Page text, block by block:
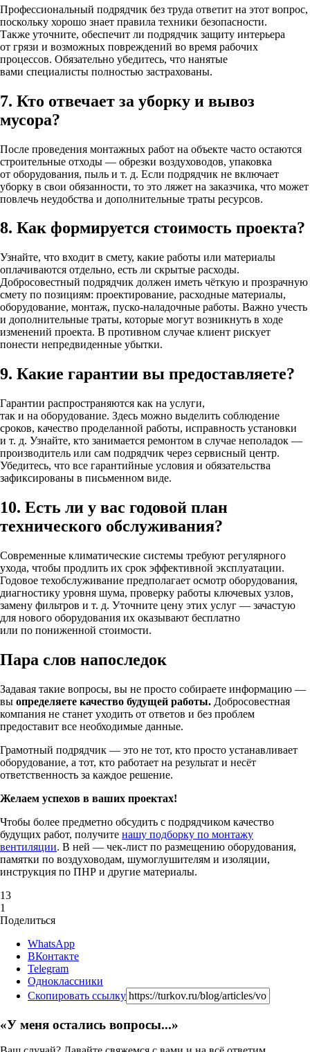
Профессиональный подрядчик без труда ответит на этот вопрос,
поскольку хорошо знает правила техники безопасности.
Также уточните, обеспечит ли подрядчик защиту интерьера
от грязи и возможных повреждений во время рабочих
процессов. Обязательно убедитесь, что нанятые
вами специалисты полностью застрахованы.
7. Кто отвечает за уборку и вывоз
мусора?
После проведения монтажных работ на объекте часто остаются
строительные отходы — обрезки воздуховодов, упаковка
от оборудования, пыль и т. д. Если подрядчик не включает
уборку в свои обязанности, то это ляжет на заказчика, что может
повлечь неудобства и дополнительные траты ресурсов.
8. Как формируется стоимость проекта?
Узнайте, что входит в смету, какие работы или материалы
оплачиваются отдельно, есть ли скрытые расходы.
Добросовестный подрядчик должен иметь чёткую и прозрачную
смету по позициям: проектирование, расходные материалы,
оборудование, монтаж, пуско-наладочные работы. Важно учесть
и дополнительные траты, которые могут возникнуть в ходе
изменений проекта. В противном случае клиент рискует
понести непредвиденные убытки.
9. Какие гарантии вы предоставляете?
Гарантии распространяются как на услуги,
так и на оборудование. Здесь можно выделить соблюдение
сроков, качество проделанной работы, исправность установки
и т. д. Узнайте, кто занимается ремонтом в случае неполадок —
производитель или сам подрядчик через сервисный центр.
Убедитесь, что все гарантийные условия и обязательства
зафиксированы в письменном виде.
10. Есть ли у вас годовой план
технического обслуживания?
Современные климатические системы требуют регулярного
ухода, чтобы продлить их срок эффективной эксплуатации.
Годовое техобслуживание предполагает осмотр оборудования,
диагностику уровня шума, проверку работы ключевых узлов,
замену фильтров и т. д. Уточните цену этих услуг — зачастую
для нового оборудования их оказывают бесплатно
или по пониженной стоимости.
Пара слов напоследок
Задавая такие вопросы, вы не просто собираете информацию —
вы определяете качество будущей работы. Добросовестная
компания не станет уходить от ответов и без проблем
предоставит все необходимые данные.
Грамотный подрядчик — это не тот, кто просто устанавливает
оборудование, а тот, кто работает на результат и несёт
ответственность за каждое решение.
Желаем успехов в ваших проектах!
Чтобы более предметно обсудить с подрядчиком качество
будущих работ, получите нашу подборку по монтажу
вентиляции. В ней — чек‑лист по размещению оборудования,
памятки по воздуховодам, шумоглушителям и изоляции,
инструкция по ПНР и другие материалы.
13
1
Поделиться
WhatsApp
ВКонтакте
Telegram
Одноклассники
Скопировать ссылку
«У меня остались вопросы...»